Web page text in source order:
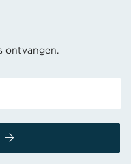
ontvangen.